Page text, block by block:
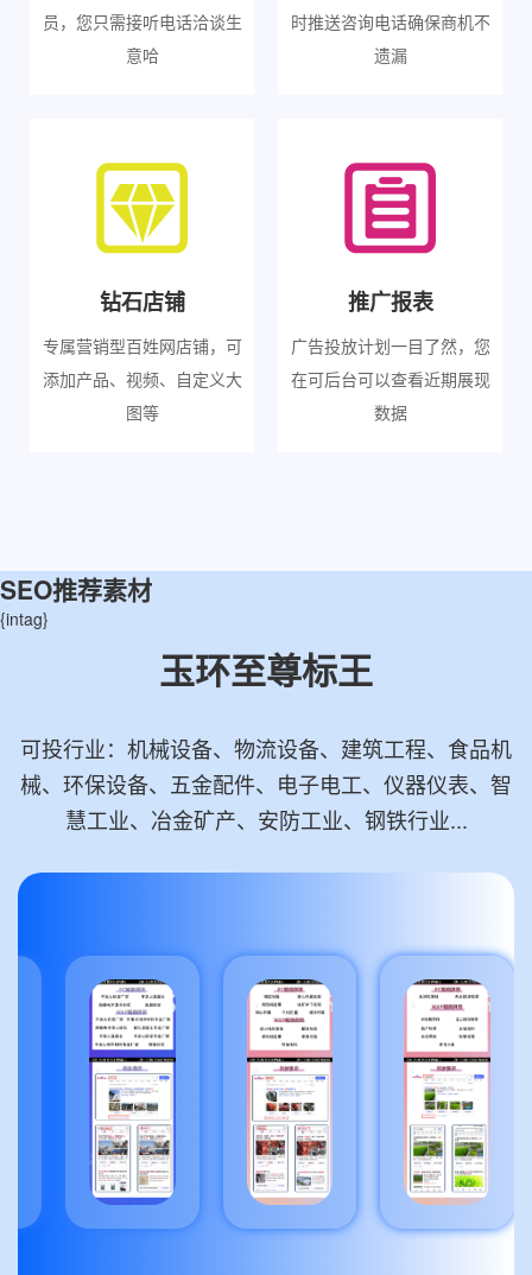
员，您只需接听电话洽谈生
意哈
时推送咨询电话确保商机不
遗漏
钻石店铺
专属营销型百姓网店铺，可
添加产品、视频、自定义大
图等
推广报表
广告投放计划一目了然，您
在可后台可以查看近期展现
数据
SEO推荐素材
{intag}
玉环至尊标王
可投行业：机械设备、物流设备、建筑工程、食品机
械、环保设备、五金配件、电子电工、仪器仪表、智
慧工业、冶金矿产、安防工业、钢铁行业...